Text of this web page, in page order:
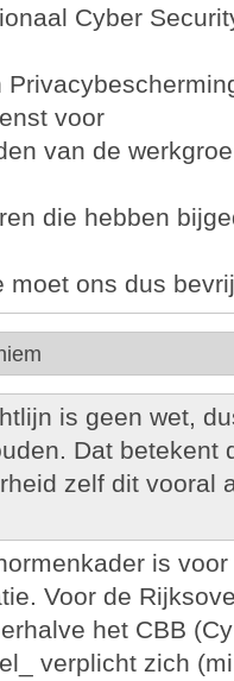
Cyber
voor
van de
die hebben
moet ons dus
is geen wet,
Dat betekent
zelf dit vooral
is
Voor de
het CBB
verplicht zich